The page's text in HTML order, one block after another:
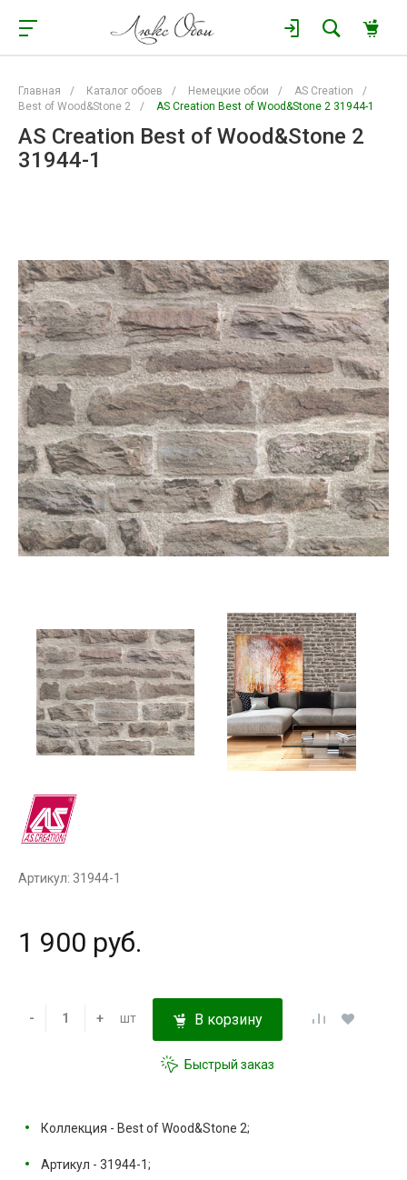
Главная / Каталог обоев / Немецкие обои / AS Creation
/
Best of Wood&Stone 2
/ AS Creation Best of Wood&Stone 2 31944-1
AS Creation Best of Wood&Stone 2
31944-1
Артикул: 31944-1
1 900 руб.
- + шт В корзину
Быстрый заказ
Коллекция - Best of Wood&Stone 2;
Артикул - 31944-1;